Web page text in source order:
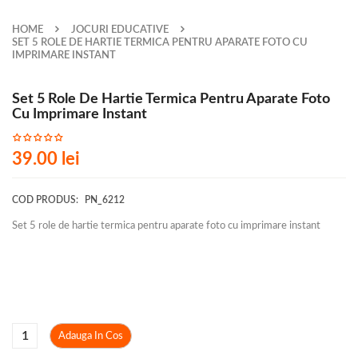
HOME
JOCURI EDUCATIVE
SET 5 ROLE DE HARTIE TERMICA PENTRU APARATE FOTO CU
IMPRIMARE INSTANT
Set 5 Role De Hartie Termica Pentru Aparate Foto
Cu Imprimare Instant
39.00 lei
COD PRODUS: PN_6212
Set 5 role de hartie termica pentru aparate foto cu imprimare instant
Adauga In Cos